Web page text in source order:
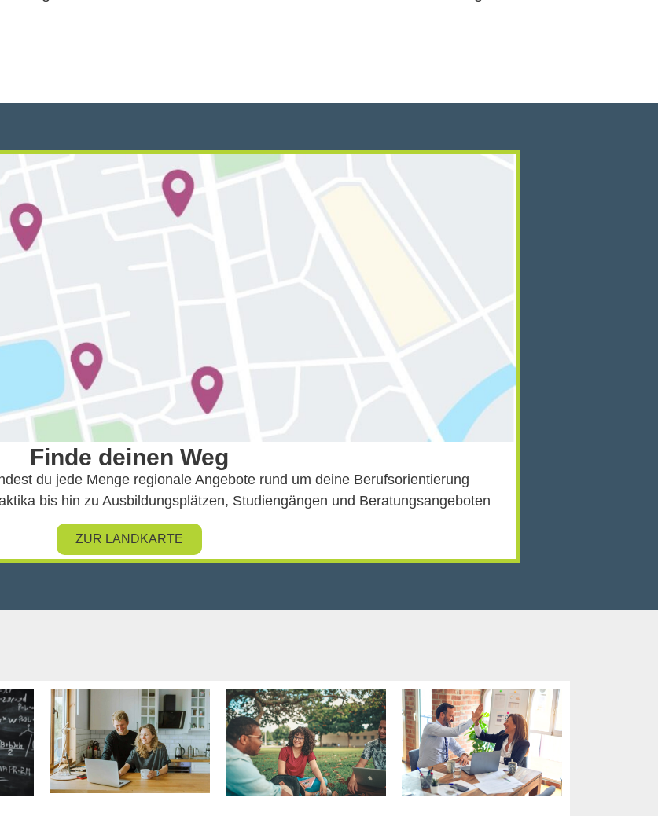
Finde deinen Weg
du jede Menge regionale Angebote rund um deine Berufsorientierung
bis hin zu Ausbildungsplätzen, Studiengängen und Beratungsangeboten
ZUR LANDKARTE